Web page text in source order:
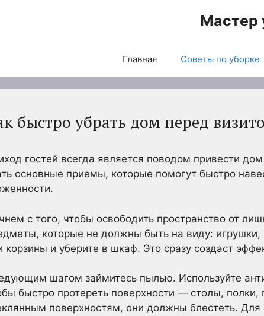
Мастер
Главная Советы по уборке
быстро убрать дом перед
гостей всегда является поводом привести
основные приемы, которые помогут быстро
с того, чтобы освободить пространство от
которые не должны быть на виду:
корзины и уберите в шкаф. Это сразу создаст
шагом займитесь пылью. Используйте
быстро протереть поверхности — столы,
поверхностям, они должны блестеть.